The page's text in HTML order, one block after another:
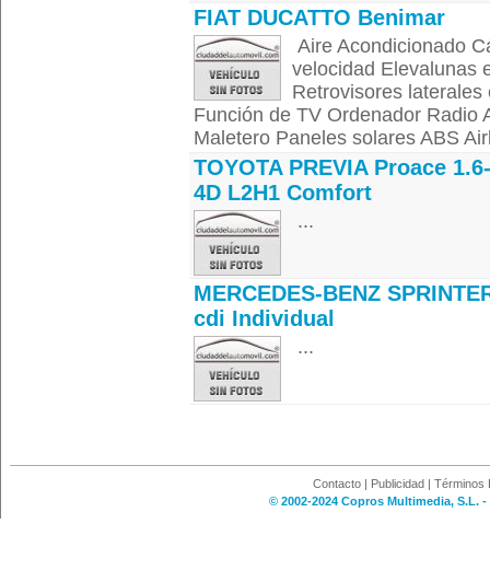
FIAT DUCATTO Benimar
Aire Acondicionado
velocidad Elevalunas
Retrovisores
Función de TV Ordenador Radio
Maletero Paneles solares ABS
TOYOTA PREVIA Proace
4D L2H1 Comfort
...
MERCEDES-BENZ
cdi Individual
...
Contacto | Publicidad | Términos
© 2002-2024 Copros Multimedia, S.L.